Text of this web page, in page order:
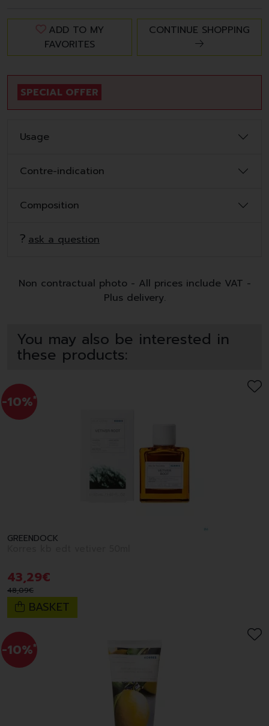
ADD TO MY
FAVORITES
CONTINUE SHOPPING
SPECIAL OFFER
Usage
Contre-indication
Composition
ask a question
Non contractual photo - All prices include VAT -
Plus delivery.
You may also be interested in
these products:
-10%*
GREENDOCK
43,29€
48,09€
BASKET
-10%*